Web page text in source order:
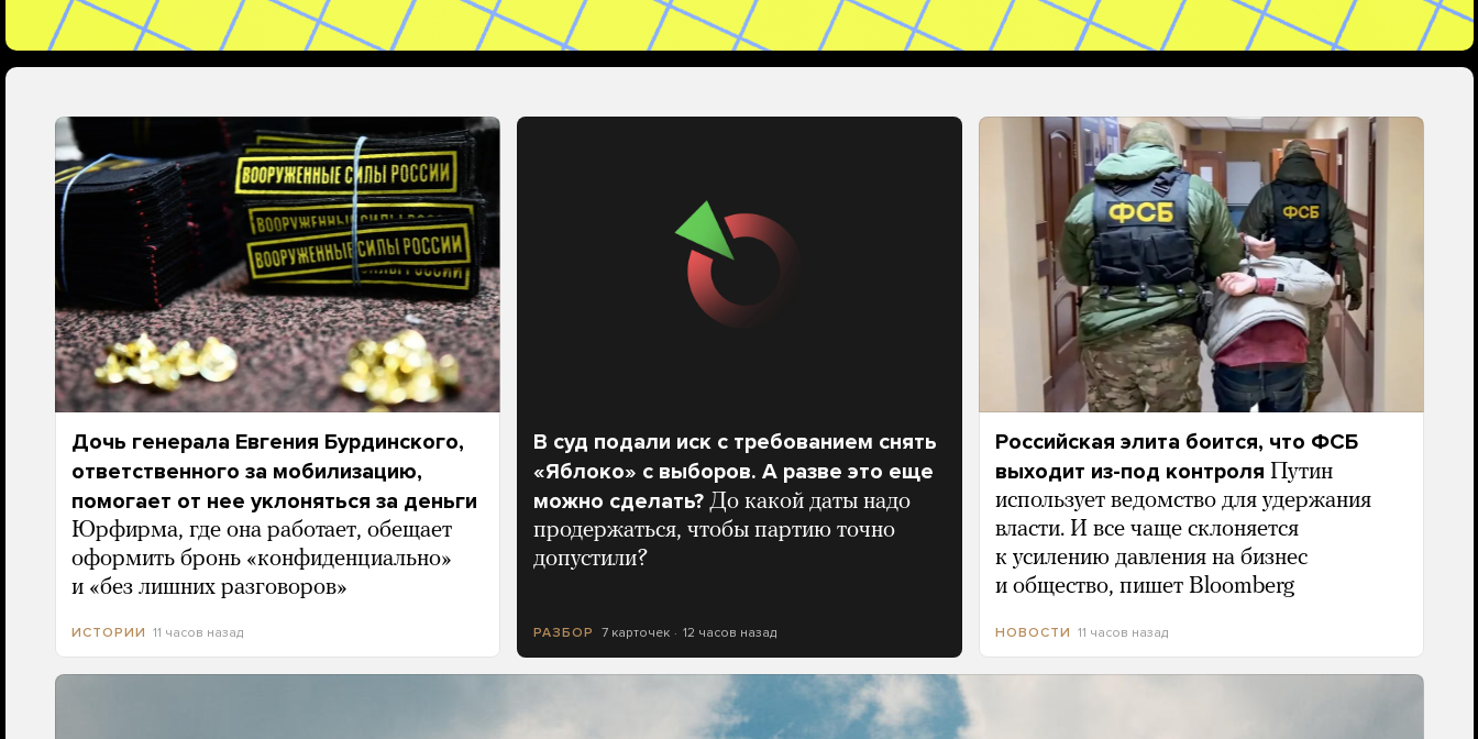
Дочь генерала Евгения Бурдинского,
ответственного за мобилизацию,
помогает от нее уклоняться за деньги
Юрфирма, где она работает, обещает
оформить бронь «конфиденциально»
и «без лишних разговоров»
ИСТОРИИ 11 часов назад
В суд подали иск с требованием снять
«Яблоко» с выборов. А разве это еще
можно сделать? До какой даты надо
продержаться, чтобы партию точно
допустили?
РАЗБОР 7 карточек 12 часов назад
Российская элита боится, что ФСБ
выходит из-под контроля Путин
использует ведомство для удержания
власти. И все чаще склоняется
к усилению давления на бизнес
и общество, пишет Bloomberg
НОВОСТИ 11 часов назад